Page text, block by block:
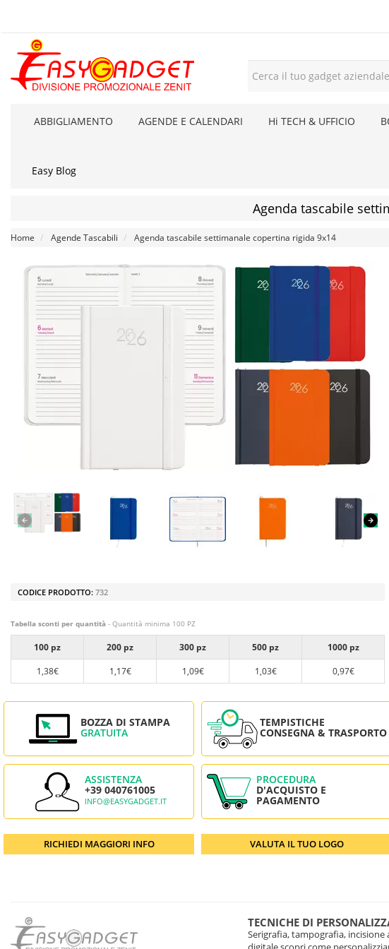
ABBIGLIAMENTO AGENDE E CALENDARI Hi TECH & UFFICIO
Easy Blog
Agenda tascabile
Home Agende Tascabili Agenda tascabile settimanale copertina rigida 9x14
CODICE PRODOTTO: 732
Tabella sconti per quantità - Quantità minima 100 PZ
100 pz 200 pz 300 pz 500 pz
1000 pz
1,38€
1,17€ 1,09€ 1,03€ 0,97€
BOZZA DI STAMPA
GRATUITA
TEMPISTICHE
CONSEGNA & TRASPORTO
ASSISTENZA
+39 040761005
INFO@EASYGADGET.IT
PROCEDURA
D'ACQUISTO E
PAGAMENTO
RICHIEDI MAGGIORI INFO VALUTA IL TUO LOGO
TECNICHE DI
Serigrafia, tampografia, incisione